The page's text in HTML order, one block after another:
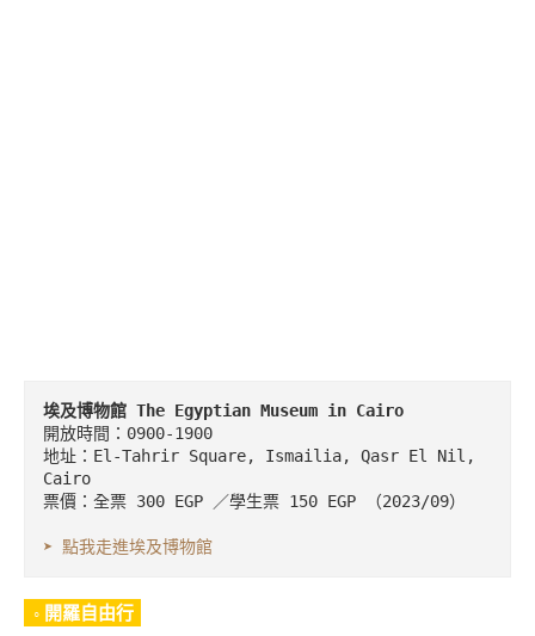
埃及博物館 The Egyptian Museum in Cairo
開放時間：0900-1900
地址：El-Tahrir Square, Ismailia, Qasr El Nil,
Cairo
票價：全票 300 EGP ／學生票 150 EGP （2023/09）
➤ 點我走進埃及博物館
◦ 開羅自由行